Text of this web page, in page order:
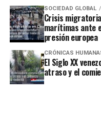
SOCIEDAD GLOBAL
Crisis
marítimas ante
presión europea
CRÓNICAS
El Siglo XX
atraso y el